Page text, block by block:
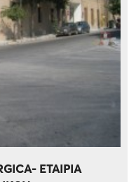
ΕΤΑΙΡΙΑ